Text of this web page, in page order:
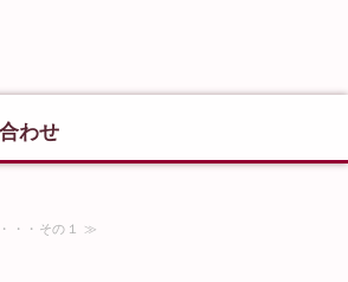
埼玉県朝霞市
わせ
・・その１ ≫